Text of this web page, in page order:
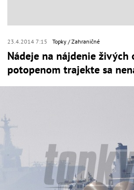
23.4.2014 7:15 Topky Zahraničné
Nádeje na nájdenie živých
potopenom trajekte sa